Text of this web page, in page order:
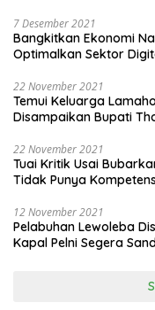
7 Desember 2021
Bangkitkan Ekonomi
Optimalkan Sektor
22 November 2021
Temui Keluarga
Disampaikan Bupati
22 November 2021
Tuai Kritik Usai
Tidak Punya
12 November 2021
Pelabuhan Lewoleba
Kapal Pelni Segera